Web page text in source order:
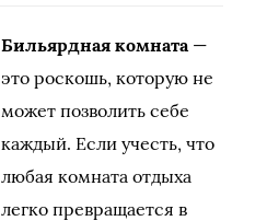
Бильярдная комната—
это роскошь, которую не
может позволить себе
каждый. Если учесть, что
любая комната отдыха
легко превращается в